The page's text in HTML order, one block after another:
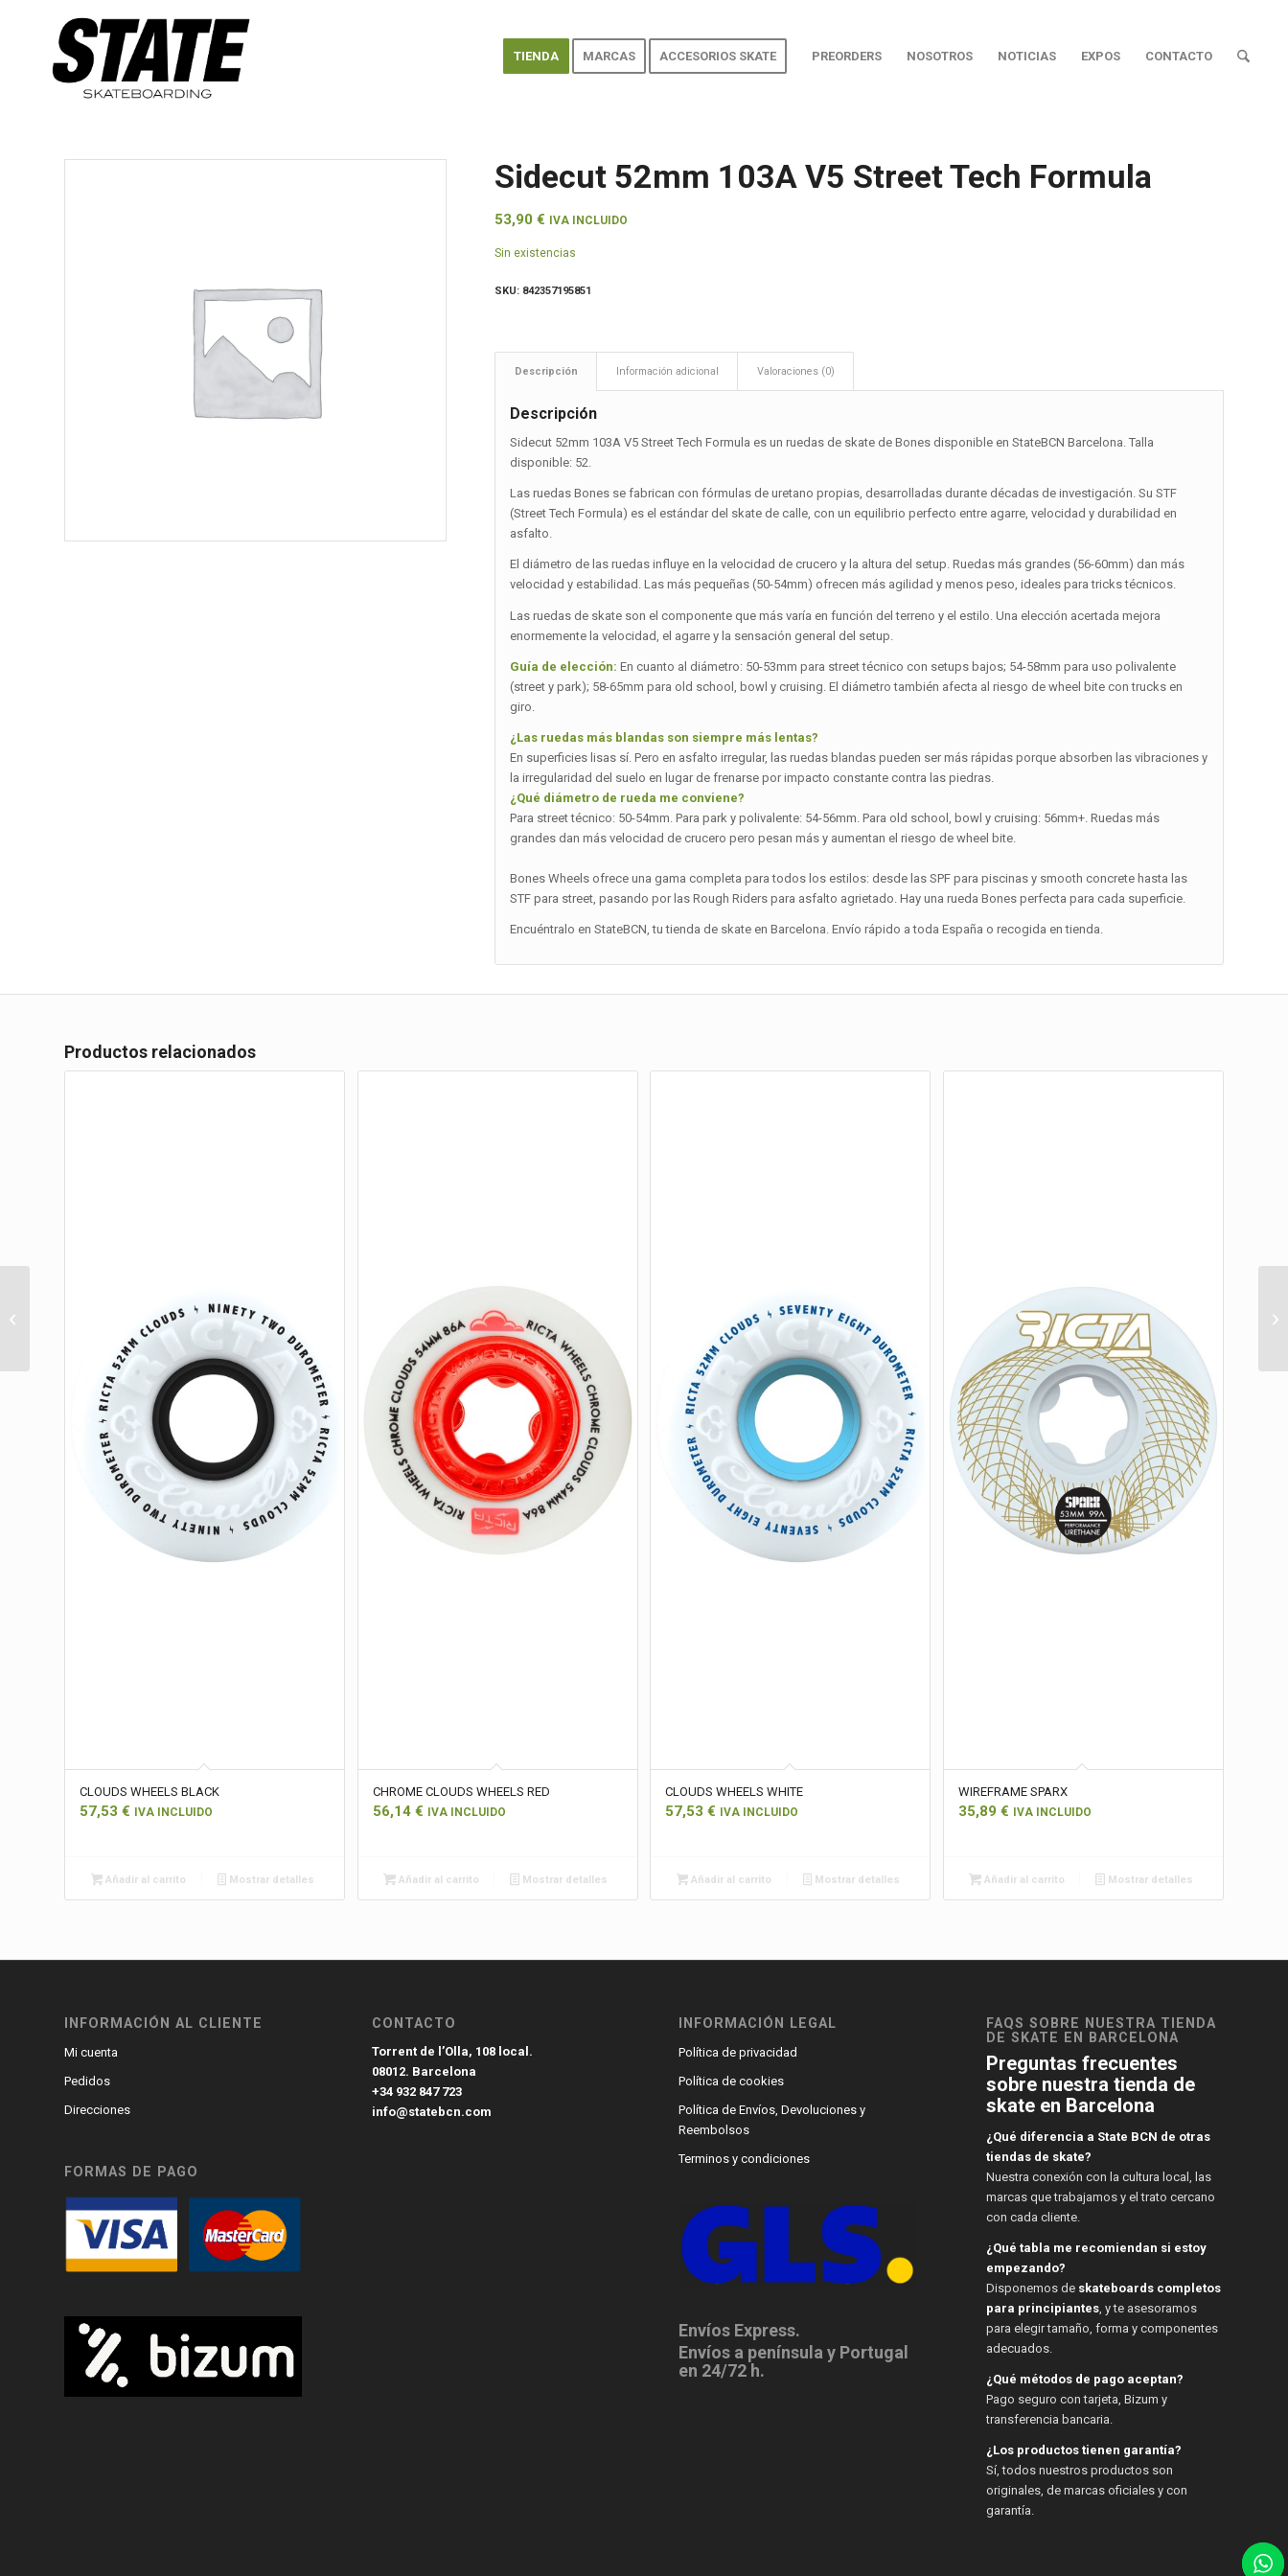
TIENDA MARCAS ACCESORIOS SKATE PREORDERS NOSOTROS NOTICIAS EXPOS CONTACTO
Sidecut 52mm 103A V5 Street Tech Formula
53,90€ IVA INCLUIDO
Sin existencias
SKU: 842357195851
Descripción Información adicional Valoraciones (0)
Descripción
Sidecut 52mm 103A V5 Street Tech Formula es un ruedas de skate de Bones disponible en StateBCN Barcelona. Talla
disponible: 52.
Las ruedas Bones se fabrican con fórmulas de uretano propias, desarrolladas durante décadas de investigación. Su STF
(Street Tech Formula) es el estándar del skate de calle, con un equilibrio perfecto entre agarre, velocidad y durabilidad en
asfalto.
El diámetro de las ruedas influye en la velocidad de crucero y la altura del setup. Ruedas más grandes (56-60mm) dan más
velocidad y estabilidad. Las más pequeñas (50-54mm) ofrecen más agilidad y menos peso, ideales para tricks técnicos.
Las ruedas de skate son el componente que más varía en función del terreno y el estilo. Una elección acertada mejora
enormemente la velocidad, el agarre y la sensación general del setup.
Guía de elección: En cuanto al diámetro: 50-53mm para street técnico con setups bajos; 54-58mm para uso polivalente
(street y park); 58-65mm para old school, bowl y cruising. El diámetro también afecta al riesgo de wheel bite con trucks en
giro.
¿Las ruedas más blandas son siempre más lentas?
En superficies lisas sí. Pero en asfalto irregular, las ruedas blandas pueden ser más rápidas porque absorben las vibraciones y
la irregularidad del suelo en lugar de frenarse por impacto constante contra las piedras.
¿Qué diámetro de rueda me conviene?
Para street técnico: 50-54mm. Para park y polivalente: 54-56mm. Para old school, bowl y cruising: 56mm+. Ruedas más
grandes dan más velocidad de crucero pero pesan más y aumentan el riesgo de wheel bite.
Bones Wheels ofrece una gama completa para todos los estilos: desde las SPF para piscinas y smooth concrete hasta las
STF para street, pasando por las Rough Riders para asfalto agrietado. Hay una rueda Bones perfecta para cada superficie.
Encuéntralo en StateBCN, tu tienda de skate en Barcelona. Envío rápido a toda España o recogida en tienda.
Productos relacionados
CLOUDS WHEELS BLACK
57,53 € IVA INCLUIDO
Añadir al carrito Mostrar detalles
CHROME CLOUDS WHEELS RED
56,14 € IVA INCLUIDO
Añadir al carrito Mostrar detalles
CLOUDS WHEELS WHITE
57,53€ IVA INCLUIDO
Añadir al carrito Mostrar detalles
WIREFRAME SPARX
35,89 € IVA INCLUIDO
Añadir al carrito Mostrar detalles
INFORMACIÓN AL CLIENTE
Mi cuenta
Pedidos
Direcciones
FORMAS DE PAGO
CONTACTO
Torrent de l’Olla, 108 local.
08012. Barcelona
+34 932 847 723
info@statebcn.com
INFORMACIÓN LEGAL
Política de privacidad
Política de cookies
Política de Envíos, Devoluciones y
Reembolsos
Terminos y condiciones
Envíos Express.
Envíos a península y Portugal
en 24/72 h.
FAQS SOBRE NUESTRA TIENDA
DE SKATE EN BARCELONA
Preguntas frecuentes
sobre nuestra tienda de
skate en Barcelona
¿Qué diferencia a State BCN de otras
tiendas de skate?
Nuestra conexión con la cultura local, las
marcas que trabajamos y el trato cercano
con cada cliente.
¿Qué tabla me recomiendan si estoy
empezando?
Disponemos de skateboards completos
para principiantes, y te asesoramos
para elegir tamaño, forma y componentes
adecuados.
¿Qué métodos de pago aceptan?
Pago seguro con tarjeta, Bizum y
transferencia bancaria.
¿Los productos tienen garantía?
Sí, todos nuestros productos son
originales, de marcas oficiales y con
garantía.
Street Tech Formula